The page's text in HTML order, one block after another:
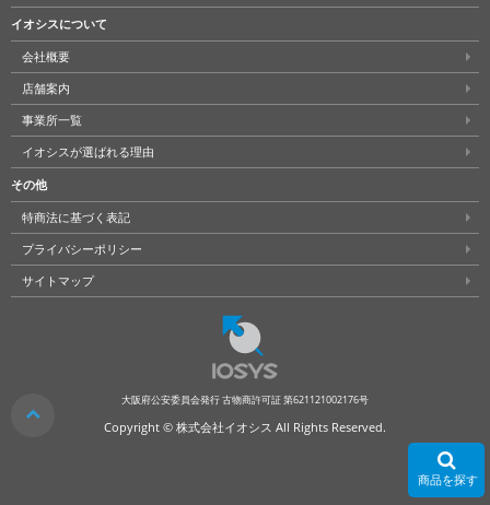
イオシスについて
会社概要
店舗案内
事業所一覧
イオシスが選ばれる理由
その他
特商法に基づく表記
プライバシーポリシー
サイトマップ
大阪府公安委員会発行 古物商許可証 第621121002176号
Copyright © 株式会社イオシス All Rights Reserved. クリア
商品を探す